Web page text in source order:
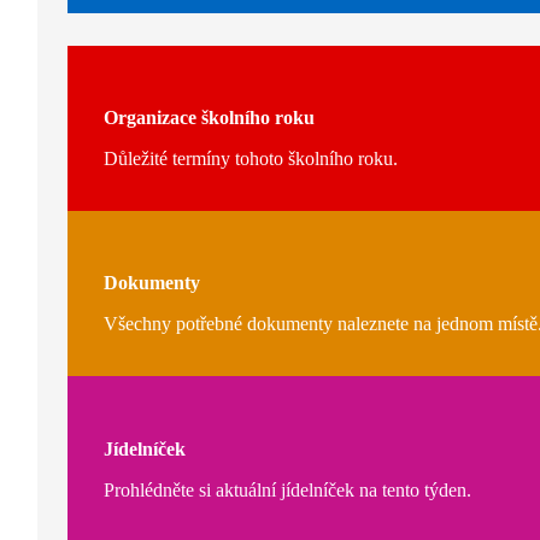
Organizace školního roku
Důležité termíny tohoto školního roku.
Dokumenty
Všechny potřebné dokumenty naleznete na jednom
Jídelníček
Prohlédněte si aktuální jídelníček na tento týden.